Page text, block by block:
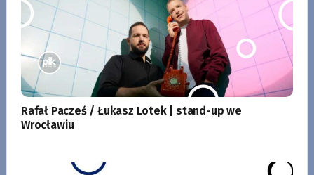
Rafał Pacześ / Łukasz Lotek | stand-up we
Wrocławiu